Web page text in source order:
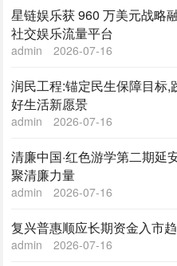
星链娱乐获 960 万美元战略
社交娱乐流量平台
admin 2026-07-16
润民工程:锚定民生保障目标
好生活新愿景
admin 2026-07-16
清廉中国·红色游学第二期延
聚清廉力量
admin 2026-07-16
复兴普惠顺应长期资金入市
admin 2026-07-16